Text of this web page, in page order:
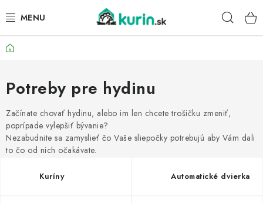
na
PRE HYDINU
PRE PSY
PRE ZAJACE
PRE DETI
ZÁHRADA
Domov
Potreby pre hydinu
Začínate chovať hydinu, alebo im len chcete trošičku zmeniť,
poprípade vylepšiť bývanie?
Nezabudnite sa zamyslieť čo Vaše sliepočky potrebujú aby Vám dali
to čo od nich očakávate.
Kuríny Automatické dvierka